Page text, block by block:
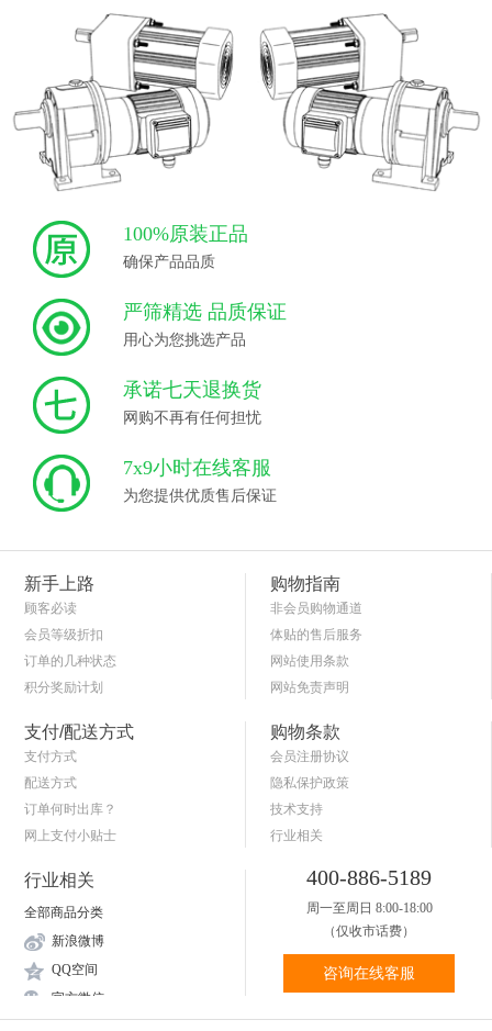
100%原装正品
确保产品品质
严筛精选 品质保证
用心为您挑选产品
承诺七天退换货
网购不再有任何担忧
7x9小时在线客服
为您提供优质售后保证
新手上路
顾客必读
会员等级折扣
订单的几种状态
积分奖励计划
购物指南
非会员购物通道
体贴的售后服务
网站使用条款
网站免责声明
支付/配送方式
支付方式
配送方式
订单何时出库？
网上支付小贴士
购物条款
会员注册协议
隐私保护政策
技术支持
行业相关
行业相关
全部商品分类
新浪微博
QQ空间
官方微信
400-886-5189
周一至周日 8:00-18:00
（仅收市话费）
咨询在线客服